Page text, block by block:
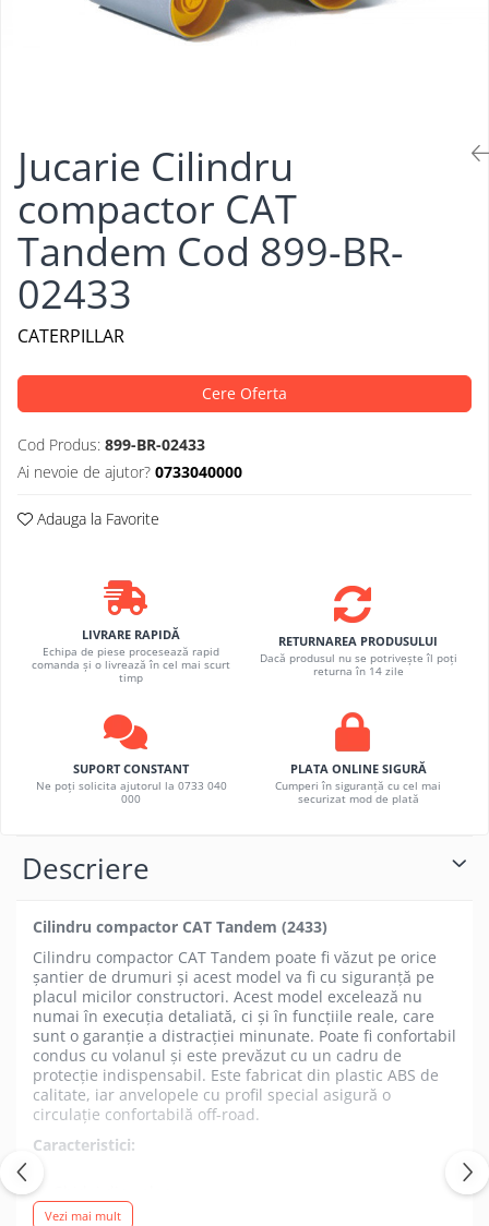
Jucarie Cilindru
compactor CAT
Tandem Cod 899-BR-
02433
CATERPILLAR
Cere Oferta
Cod Produs: 899-BR-02433
Ai nevoie de ajutor? 0733040000
Adauga la Favorite
LIVRARE RAPIDĂ
Echipa de piese procesează rapid
comanda și o livrează în cel mai scurt
timp
RETURNAREA PRODUSULUI
Dacă produsul nu se potrivește îl poți
returna în 14 zile
SUPORT CONSTANT
Ne poți solicita ajutorul la 0733 040
000
PLATA ONLINE SIGURĂ
Cumperi în siguranță cu cel mai
securizat mod de plată
Descriere
Cilindru compactor CAT Tandem (2433)
Cilindru compactor CAT Tandem poate fi văzut pe orice
șantier de drumuri și acest model va fi cu siguranță pe
placul micilor constructori. Acest model excelează nu
numai în execuția detaliată, ci și în funcțiile reale, care
sunt o garanție a distracției minunate. Poate fi confortabil
condus cu volanul și este prevăzut cu un cadru de
protecție indispensabil. Este fabricat din plastic ABS de
calitate, iar anvelopele cu profil special asigură o
circulație confortabilă off-road.
Caracteristici:
Cadru de protecție
Vezi mai mult